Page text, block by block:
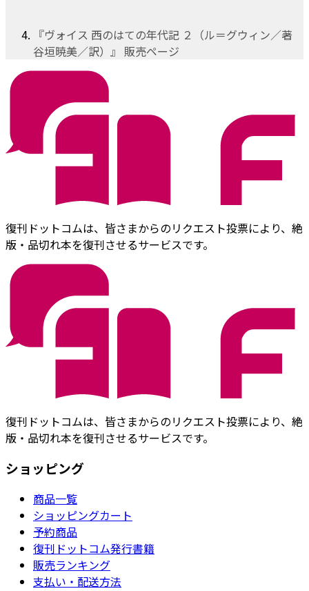
『ヴォイス 西のはての年代記 ２（ル＝グウィン／著
谷垣暁美／訳）』 販売ページ
復刊ドットコムは、皆さまからのリクエスト投票により、絶
版・品切れ本を復刊させるサービスです。
復刊ドットコムは、皆さまからのリクエスト投票により、絶
版・品切れ本を復刊させるサービスです。
ショッピング
商品一覧
ショッピングカート
予約商品
復刊ドットコム発行書籍
販売ランキング
支払い・配送方法